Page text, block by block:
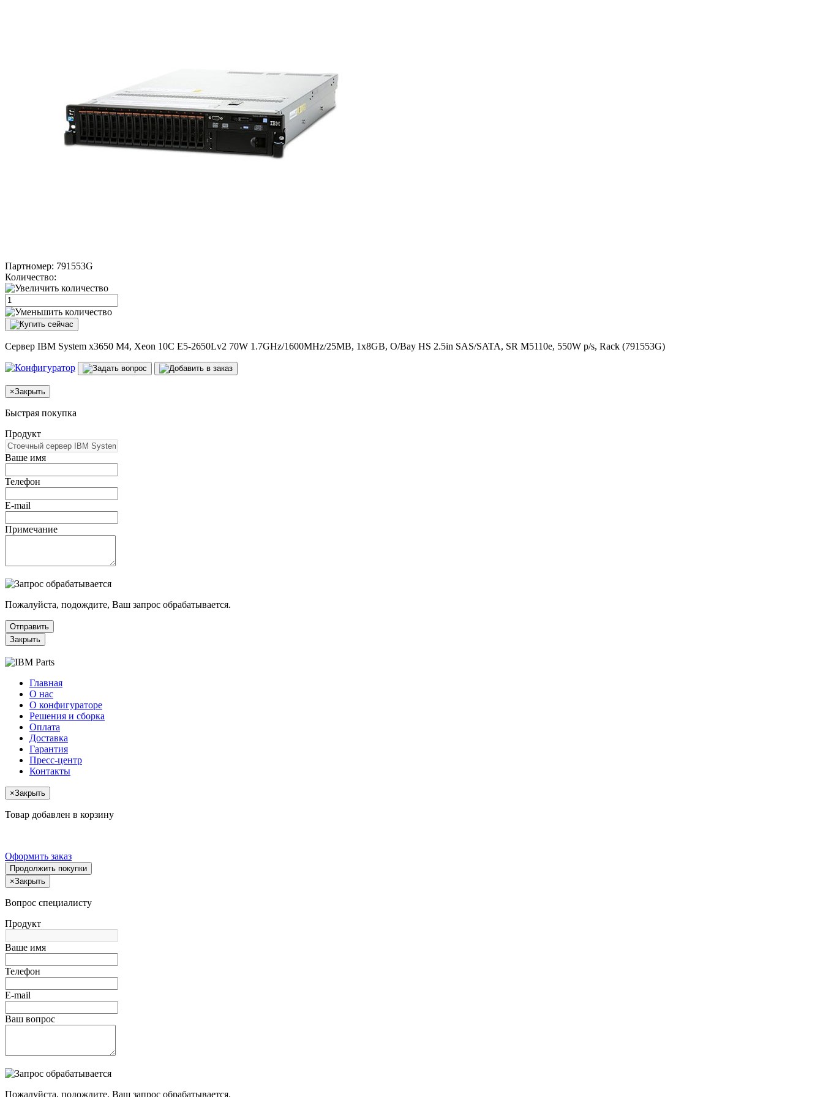
Партномер: 791553G
Количество:
Сервер IBM System x3650 M4, Xeon 10C E5-2650Lv2 70W 1.7GHz/1600MHz/25MB, 1x8GB, O/Bay HS 2.5in SAS/SATA, SR M5110e, 550W p/s, Rack (791553G)
×Закрыть
Быстрая покупка
Продукт
Ваше имя
Телефон
E-mail
Примечание
Пожалуйста, подождите, Ваш запрос обрабатывается.
Отправить
Закрыть
Главная
О нас
О конфигураторе
Решения и сборка
Оплата
Доставка
Гарантия
Пресс-центр
Контакты
×Закрыть
Товар добавлен в корзину
Оформить заказ
Продолжить покупки
×Закрыть
Вопрос специалисту
Продукт
Ваше имя
Телефон
E-mail
Ваш вопрос
Пожалуйста, подождите, Ваш запрос обрабатывается.